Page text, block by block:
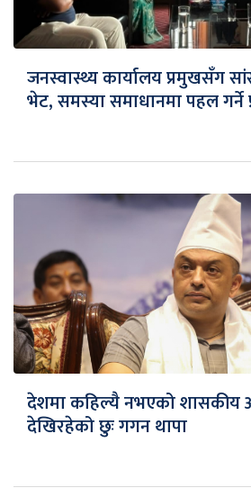
जनस्वास्थ्य कार्यालय प्रमुखसँग
भेट, समस्या समाधानमा पहल गर्ने
देशमा कहिल्यै नभएको शासकीय
देखिरहेको छुः गगन थापा